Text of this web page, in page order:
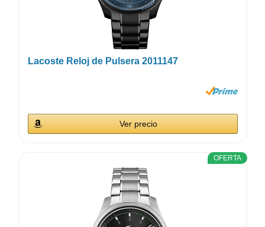
Lacoste Reloj de Pulsera 2011147
Ver precio
OFERTA